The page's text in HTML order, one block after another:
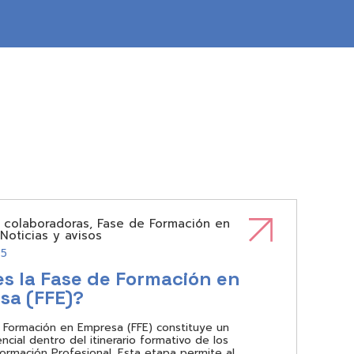
colaboradoras, Fase de Formación en
Noticias y avisos
la Fase de Formación en
(FFE)?
en Empresa (FFE) constituye un
dentro del itinerario formativo de los